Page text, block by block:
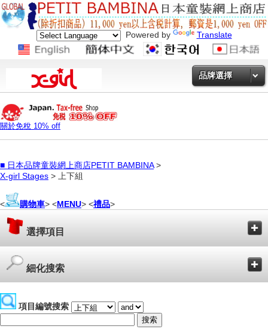
Powered by Translate
品牌選擇
關於免稅 10% off
■ 日本品牌童裝網上商店PETIT BAMBINA>
X-girl Stages > 上下組
< 購物車> <MENU> <禮品>
選擇項目
細化搜索
項目編號搜索